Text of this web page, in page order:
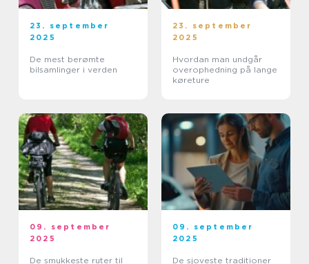
23. september
2025
De mest berømte
bilsamlinger i verden
23. september
2025
Hvordan man undgår
overophedning på lange
køreture
09. september
2025
De smukkeste ruter til
09. september
2025
De sjoveste traditioner